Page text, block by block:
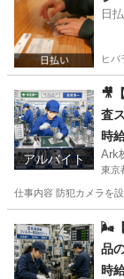
日
ヒバ
アルバイト
🎥
査
時
Ark
東京
仕事内容 防犯カメラを
🌬️
品
時